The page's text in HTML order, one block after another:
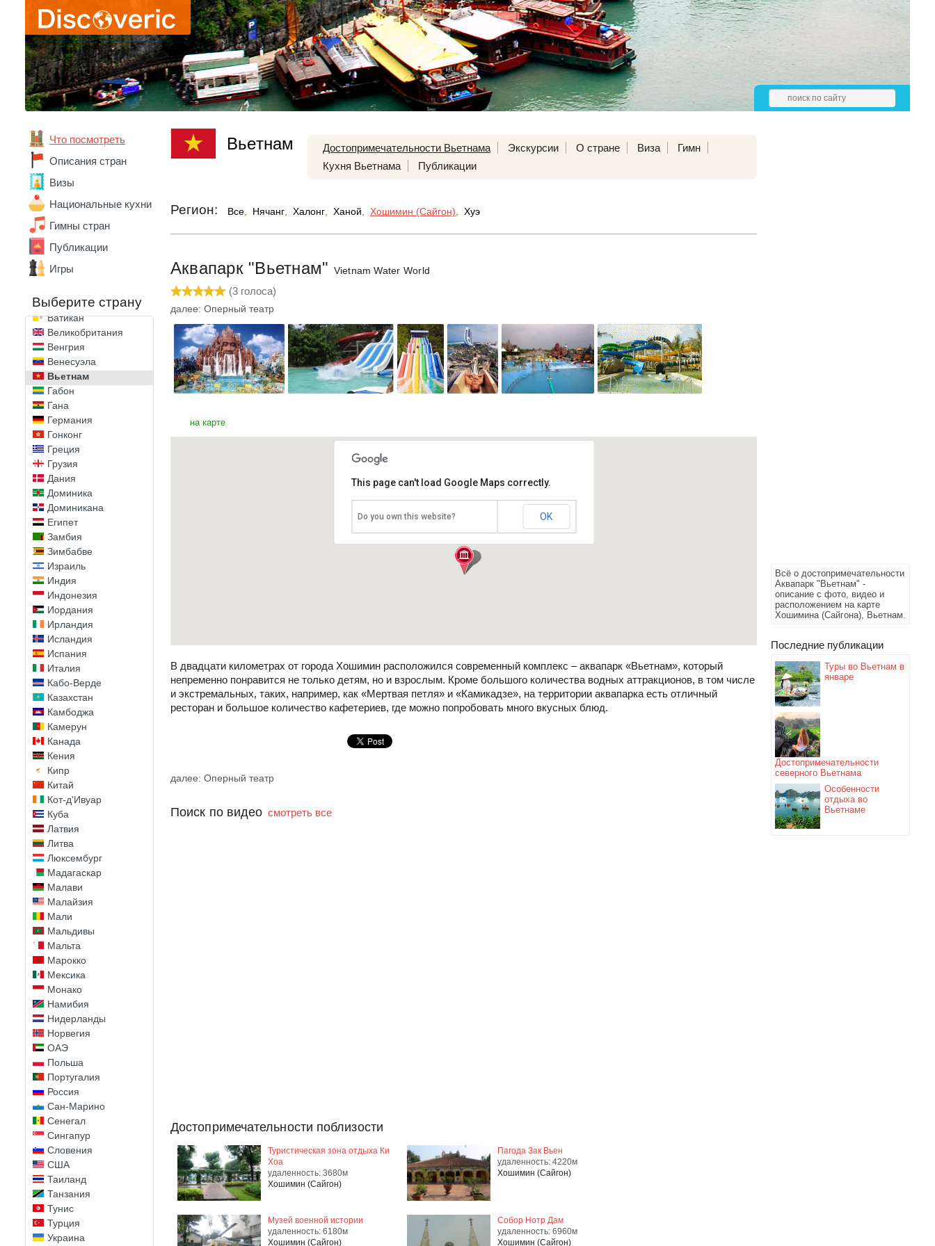
Что посмотреть
Описания стран
Визы
Национальные кухни
Гимны стран
Публикации
Игры
Выберите страну
Абхазия
Австралия
Азербайджан
Алжир
Андорра
Аргентина
Беларусь
Бельгия
Болгария
Бразилия
Ватикан
Великобритания
Венгрия
Венесуэла
Вьетнам
Габон
Гана
Германия
Гонконг
Греция
Грузия
Дания
Доминика
Доминикана
Египет
Замбия
Зимбабве
Израиль
Индия
Индонезия
Иордания
Ирландия
Исландия
Испания
Италия
Кабо-Верде
Казахстан
Камбоджа
Камерун
Канада
Кения
Кипр
Китай
Кот-д'Ивуар
Куба
Латвия
Литва
Люксембург
Мадагаскар
Малави
Малайзия
Мали
Мальдивы
Мальта
Марокко
Мексика
Монако
Намибия
Нидерланды
Норвегия
ОАЭ
Польша
Португалия
Россия
Сан-Марино
Сенегал
Сингапур
Словения
США
Таиланд
Танзания
Тунис
Турция
Украина
Всё о достопримечательности
Аквапарк "Вьетнам" -
описание с фото, видео и
расположением на карте
Хошимина (Сайгона), Вьетнам.
Последние публикации
Туры во Вьетнам в
январе
Достопримечательности
северного Вьетнама
Особенности
отдыха во
Вьетнаме
Вьетнам Достопримечательности Вьетнама Экскурсии О стране Виза
Гимн
Кухня Вьетнама
Публикации
Регион: Все Нячанг Халонг Ханой Хошимин (Сайгон) Хуэ
Аквапарк "Вьетнам" Vietnam Water World
(3 голоса)
далее: Оперный театр
на карте
Вьетнам, Хошимин (Сайгон)
This page can't load Google Maps correctly.
Do you own this website? OK
В двадцати километрах от города Хошимин расположился современный комплекс – аквапарк «Вьетнам», который
непременно понравится не только детям, но и взрослым. Кроме большого количества водных аттракционов, в том числе
и экстремальных, таких, например, как «Мертвая петля» и «Камикадзе», на территории аквапарка есть отличный
ресторан и большое количество кафетериев, где можно попробовать много вкусных блюд.
далее: Оперный театр
Поиск по видео смотреть все
Достопримечательности поблизости
Туристическая зона отдыха Ки
Хоа
удаленность: 3680м
Хошимин (Сайгон)
Пагода Зак Вьен
удаленность: 4220м
Хошимин (Сайгон)
Музей военной истории
удаленность: 6180м
Хошимин (Сайгон)
Собор Нотр Дам
удаленность: 6960м
Хошимин (Сайгон)